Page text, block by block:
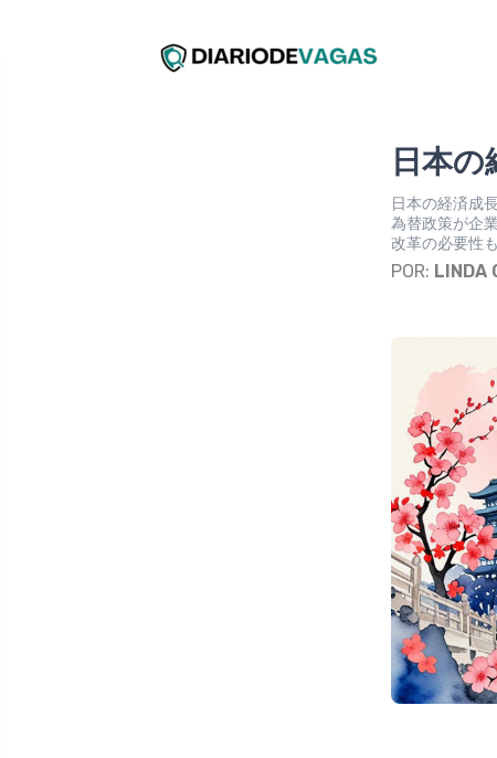
日本
日本の経済成
為替政策が企
改革の必要性
POR: LINDA